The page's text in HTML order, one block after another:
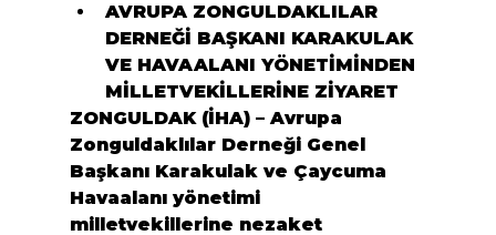
AVRUPA ZONGULDAKLILAR
DERNEĞİ BAŞKANI KARAKULAK
VE HAVAALANI YÖNETİMİNDEN
MİLLETVEKİLLERİNE ZİYARET
ZONGULDAK (İHA) – Avrupa
Zonguldaklılar Derneği Genel
Başkanı Karakulak ve Çaycuma
Havaalanı yönetimi
milletvekillerine nezaket